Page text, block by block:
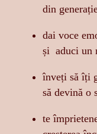
din
dai voce
și aduci un
înveți să îți
să devină o
te